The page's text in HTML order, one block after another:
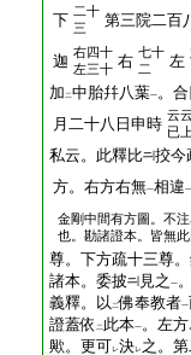
下 二十
三
第三院二百
迦 右四十
左三十 右 七十
二
左
加 二中胎幷八葉一。
月二十八日申時 云
已
私云。此釋比
挍今
方。右方右無一相違一
金剛中間有方圖。不
也。勘諸證本。皆無
尊。下方疏十三尊
諸本。委披
見之 一
義釋。以 二佛奉教者一
證蓋依 二 此本一。左
歟。更可レ決レ之。